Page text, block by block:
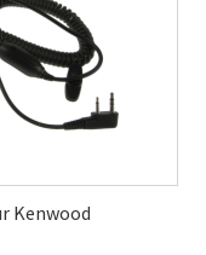
Kenwood